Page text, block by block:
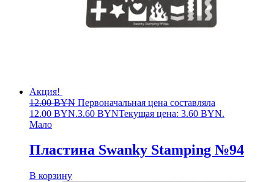
Акция!
12.00BYN Первоначальная цена составляла
12.00 BYN.3.60 BYNТекущая цена: 3.60 BYN.
Мало
Пластина Swanky Stamping №94
В корзину